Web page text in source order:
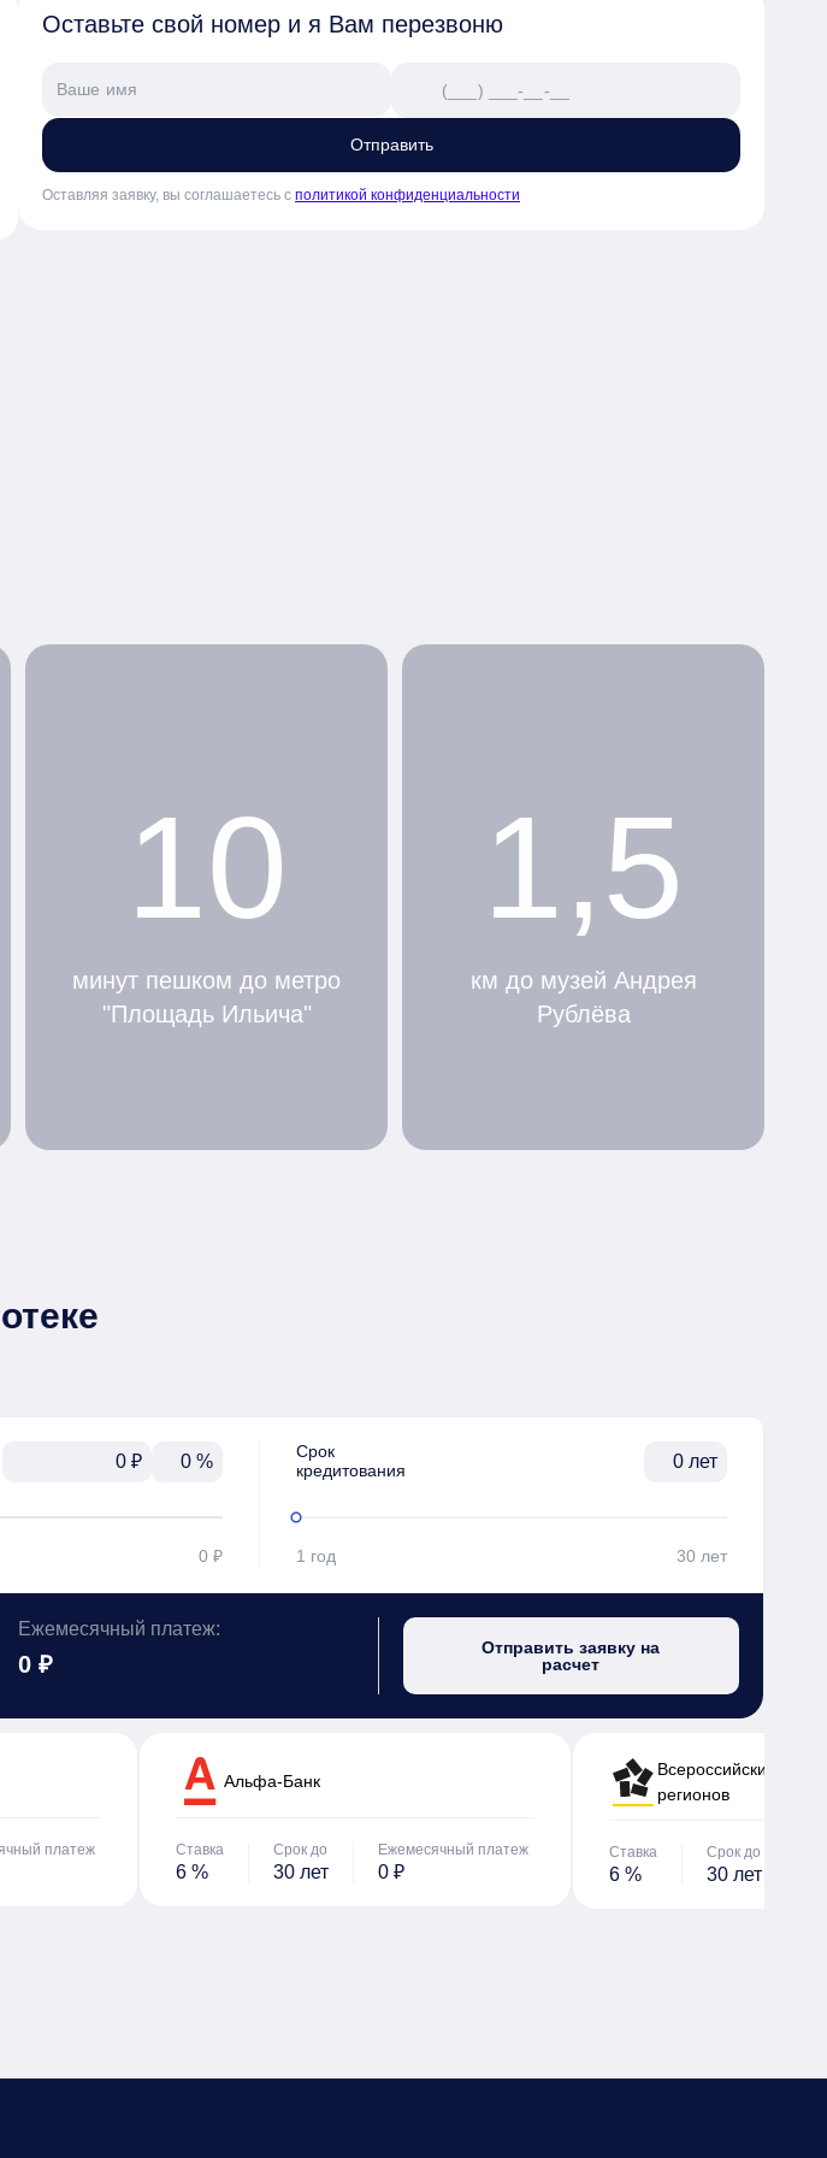
Оставьте свой номер и я Вам перезвоню
Отправить
Оставляя заявку, вы соглашаетесь с политикой конфиденциальности
10
минут пешком до метро
"Площадь Ильича"
1,5
км до музей Андрея
Рублёва
₽ %
0 ₽
Срок
кредитования
лет
1 год 30 лет
Ежемесячный платеж:
0 ₽
Отправить заявку на
расчет
платеж
Альфа-Банк
Ставка
6 %
Срок до
30 лет
Ежемесячный платеж
0 ₽
Всероссийский банк
регионов
Ставка
6 %
Срок до
30 лет